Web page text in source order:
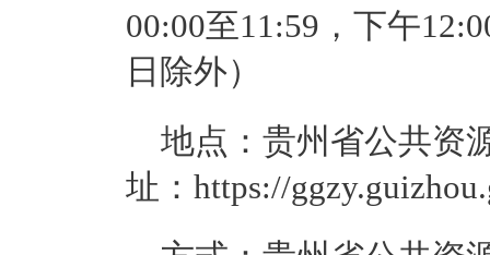
00:00至11:59 ，下午
日除外）
地点： 贵州省公共资
址：https://